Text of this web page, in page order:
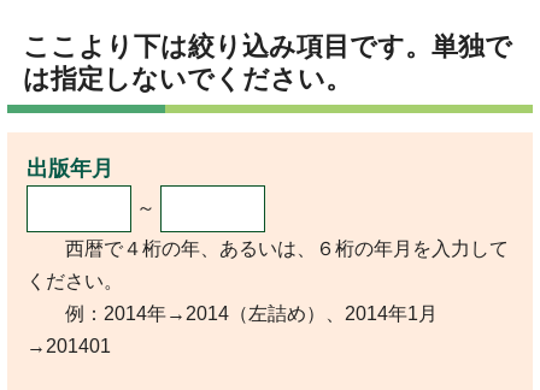
ここより下は絞り込み項目です。単独で
は指定しないでください。
出版年月
～
西暦で４桁の年、あるいは、６桁の年月を入力して
ください。
例：2014年→2014（左詰め）、2014年1月
→201401